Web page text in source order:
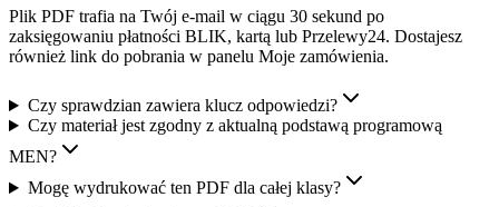
Plik PDF trafia na Twój e-mail w ciągu 30 sekund po
zaksięgowaniu płatności BLIK, kartą lub Przelewy24. Dostajesz
również link do pobrania w panelu Moje zamówienia.
Czy sprawdzian zawiera klucz odpowiedzi?
Czy materiał jest zgodny z aktualną podstawą programową
MEN?
Mogę wydrukować ten PDF dla całej klasy?